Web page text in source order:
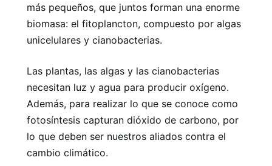
más pequeños, que juntos forman una enorme
biomasa: el fitoplancton, compuesto por algas
unicelulares y cianobacterias.
Las plantas, las algas y las cianobacterias
necesitan luz y agua para producir oxígeno.
Además, para realizar lo que se conoce como
fotosíntesis capturan dióxido de carbono, por
lo que deben ser nuestros aliados contra el
cambio climático.